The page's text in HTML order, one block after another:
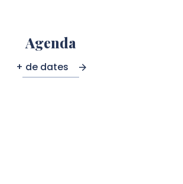
Agenda
+ de dates